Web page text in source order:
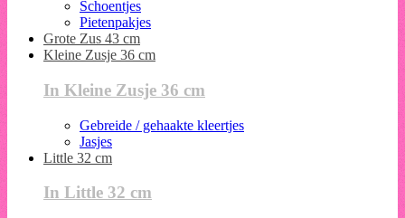
Schoentjes
Pietenpakjes
Grote Zus 43 cm
Kleine Zusje 36 cm
In Kleine Zusje 36 cm
Gebreide / gehaakte kleertjes
Jasjes
Little 32 cm
In Little 32 cm